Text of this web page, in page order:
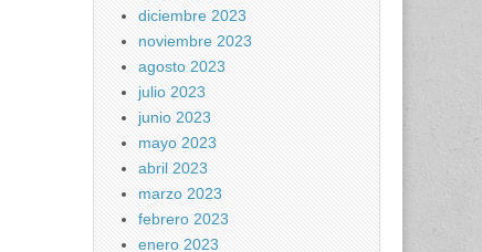
diciembre 2023
noviembre 2023
agosto 2023
julio 2023
junio 2023
mayo 2023
abril 2023
marzo 2023
febrero 2023
enero 2023